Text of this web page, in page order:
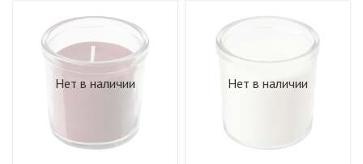
Нет в наличии Нет в наличии